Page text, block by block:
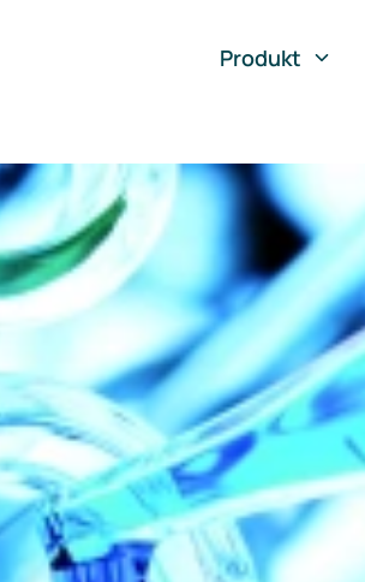
Produkt